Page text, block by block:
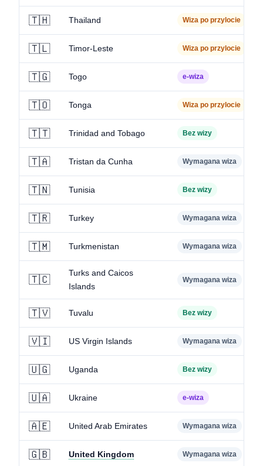
🇹🇭 Thailand Wiza po przylocie
🇹🇱 Timor-Leste Wiza po przylocie
🇹🇬 Togo e-wiza
🇹🇴 Tonga Wiza po przylocie
🇹🇹 Trinidad and Tobago Bez wizy
🇹🇦 Tristan da Cunha Wymagana wiza
🇹🇳 Tunisia Bez wizy
🇹🇷 Turkey Wymagana wiza
🇹🇲 Turkmenistan Wymagana wiza
🇹🇨
Turks and Caicos
Islands
Wymagana wiza
🇹🇻 Tuvalu Bez wizy
🇻🇮 US Virgin Islands Wymagana wiza
🇺🇬 Uganda Bez wizy
🇺🇦 Ukraine e-wiza
🇦🇪 United Arab Emirates Wymagana wiza
🇬🇧 United Kingdom Wymagana wiza